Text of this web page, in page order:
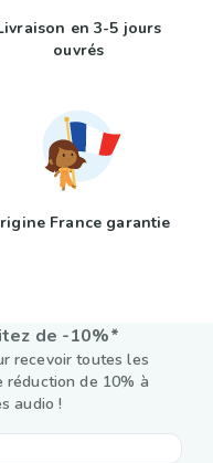
en 3-5 jours
ouvrés
France garantie
de -10%*
recevoir toutes les
réduction de 10% à
audio !